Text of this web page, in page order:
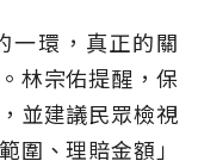
一環，真正的關
林宗佑提醒，保
並建議民眾檢視
圍、理賠金額」